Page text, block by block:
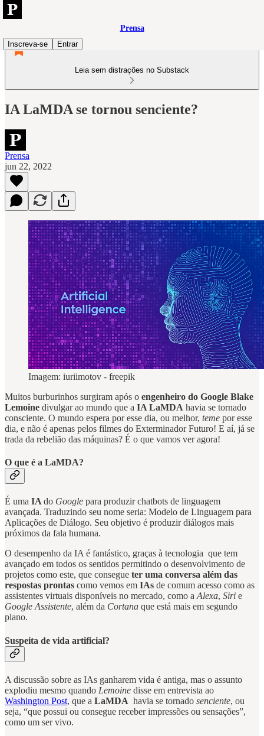
Prensa
Inscreva-se
Entrar
Leia sem distrações no Substack
IA LaMDA se tornou senciente?
Prensa
jun 22, 2022
Imagem: iuriimotov - freepik
Muitos burburinhos surgiram após o engenheiro do Google Blake
Lemoine divulgar ao mundo que a IA LaMDA havia se tornado
consciente. O mundo espera por esse dia, ou melhor, teme por esse
dia, e não é apenas pelos filmes do Exterminador Futuro! E aí, já se
trada da rebelião das máquinas? É o que vamos ver agora!
O que é a LaMDA?
É uma IA do Google para produzir chatbots de linguagem
avançada. Traduzindo seu nome seria: Modelo de Linguagem para
Aplicações de Diálogo. Seu objetivo é produzir diálogos mais
próximos da fala humana.
O desempenho da IA é fantástico, graças à tecnologia que tem
avançado em todos os sentidos permitindo o desenvolvimento de
projetos como este, que consegue ter uma conversa além das
respostas prontas como vemos em IAs de comum acesso como as
assistentes virtuais disponíveis no mercado, como a Alexa, Siri e
Google Assistente, além da Cortana que está mais em segundo
plano.
Suspeita de vida artificial?
A discussão sobre as IAs ganharem vida é antiga, mas o assunto
explodiu mesmo quando Lemoine disse em entrevista ao
Washington Post, que a LaMDA havia se tornado senciente, ou
seja, “que possui ou consegue receber impressões ou sensações”,
como um ser vivo.